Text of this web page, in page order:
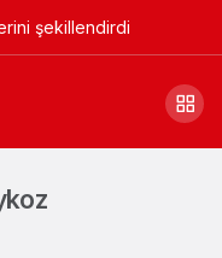
şekillendirdi